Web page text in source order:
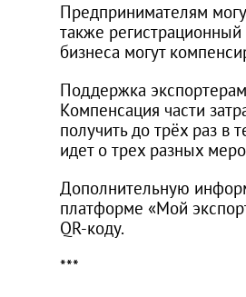
Предпринимателям
также регистрационный
бизнеса могут
Поддержка экспортерам
Компенсация части
получить до трёх раз в
идет о трех разных
Дополнительную
платформе «Мой
QR-коду.
***